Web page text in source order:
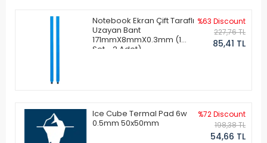
Notebook Ekran Çift Taraflı
Uzayan Bant
171mmX8mmX0.3mm (1
Set - 2 Adet)
%63 Discount
227,76 TL
85,41 TL
Ice Cube Termal Pad 6w
0.5mm 50x50mm
%72 Discount
198,38 TL
54,66 TL